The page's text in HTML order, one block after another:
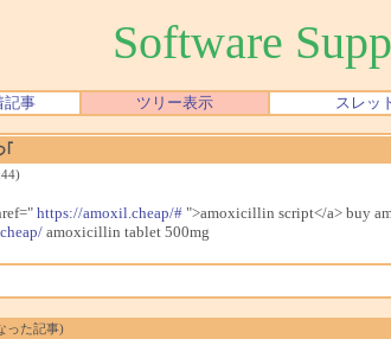
Software
記事 ツリー表示 スレッ
｢
https://amoxil.cheap/#">amoxicillin script</a> buy
amoxicillin tablet 500mg
った記事)